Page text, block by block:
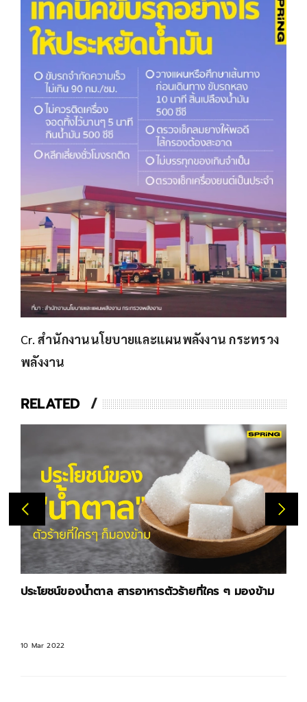
Cr. สำนักงานนโยบายและแผนพลังงาน กระทรวง
พลังงาน
RELATED
ประโยชน์ของน้ำตาล สารอาหารตัวร้ายที่ใคร ๆ มองข้าม
10 Mar 2022